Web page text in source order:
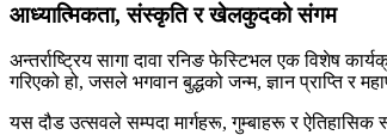
आध्यात्मिकता, संस्कृति र खेलकुदको संगम
अन्तर्राष्ट्रिय सागा दावा रनिङ फेस्टिभल एक विशेष
गरिएको हो, जसले भगवान बुद्धको जन्म, ज्ञान प्राप्ति र
यस दौड उत्सवले सम्पदा मार्गहरू, गुम्बाहरू र ऐतिहासिक